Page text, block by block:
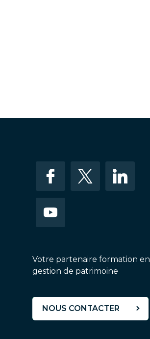
Votre partenaire formation en
gestion de patrimoine
NOUS CONTACTER